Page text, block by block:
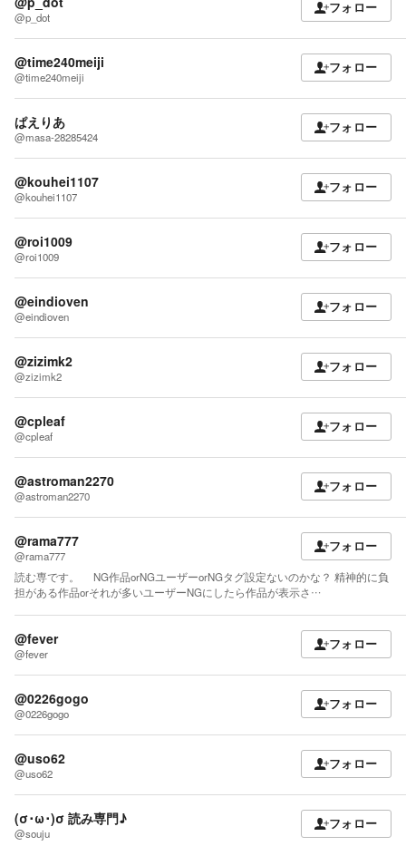
@p_dot
フォロー
@time240meiji
@time240meiji
フォロー
ぱえりあ
@masa-28285424
フォロー
@kouhei1107
@kouhei1107
フォロー
@roi1009
@roi1009
フォロー
@eindioven
@eindioven
フォロー
@zizimk2
@zizimk2
フォロー
@cpleaf
@cpleaf
フォロー
@astroman2270
@astroman2270
フォロー
@rama777
@rama777
フォロー
読む専です。 NG作品orNGユーザーorNGタグ設定ないのかな？ 精神的に負
担がある作品orそれが多いユーザーNGにしたら作品が表示さ…
@fever
@fever
フォロー
@0226gogo
@0226gogo
フォロー
@uso62
@uso62
フォロー
(σ･ω･)σ 読み専門♪
@souju
フォロー